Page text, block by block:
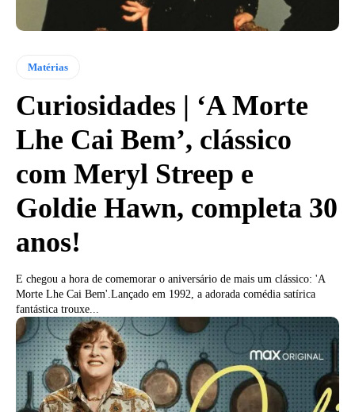
Matérias
Curiosidades | ‘A Morte
Lhe Cai Bem’, clássico
com Meryl Streep e
Goldie Hawn, completa 30
anos!
E chegou a hora de comemorar o aniversário de mais um clássico: 'A
Morte Lhe Cai Bem'.Lançado em 1992, a adorada comédia satírica
fantástica trouxe...